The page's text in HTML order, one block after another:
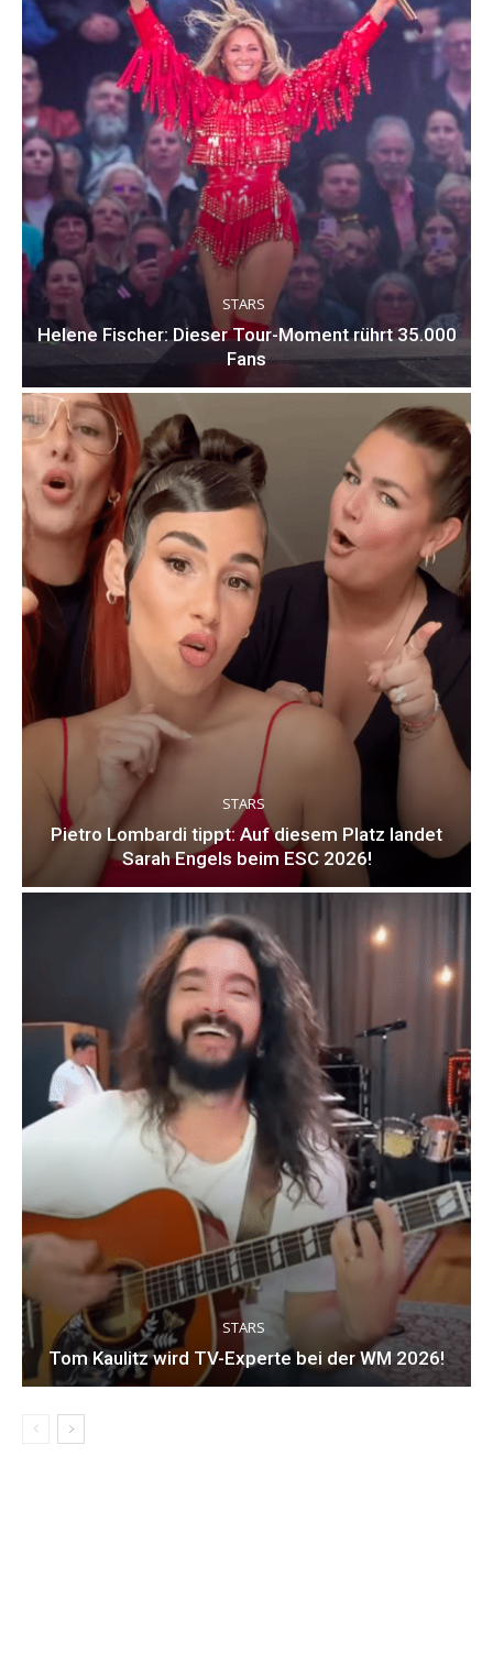
STARS
Helene Fischer: Dieser Tour-Moment rührt 35.000
Fans
STARS
Pietro Lombardi tippt: Auf diesem Platz landet
Sarah Engels beim ESC 2026!
STARS
Tom Kaulitz wird TV-Experte bei der WM 2026!